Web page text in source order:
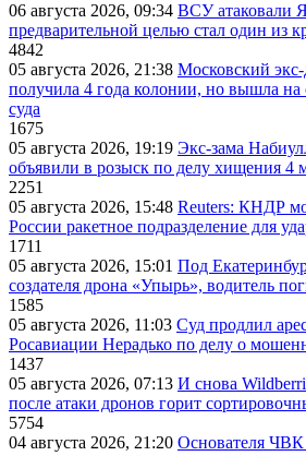
06 августа 2026, 09:34 ВСУ атаковали
предварительной целью стал один из
4842
05 августа 2026, 21:38 Московский
получила 4 года колонии, но вышла на
суда
1675
05 августа 2026, 19:19 Экс-зама
объявили в розыск по делу хищения 4
2251
05 августа 2026, 15:48 Reuters: КНДР
России ракетное подразделение для
1711
05 августа 2026, 15:01 Под
создателя дрона «Упырь», водитель
1585
05 августа 2026, 11:03 Суд продлил
Росавиации Нерадько по делу о
1437
05 августа 2026, 07:13 И снова
после атаки дронов горит
5754
04 августа 2026, 21:20 Основателя